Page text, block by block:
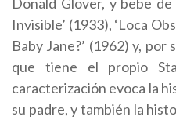
Donald Glover, y bebe
Invisible’ (1933), ‘Loca
Baby Jane?’ (1962) y, por
que tiene el propio
caracterización evoca la
su padre, y también la